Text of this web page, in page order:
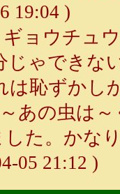
19:04 )
ョウチュ
じゃできな
は恥ずかし
あの虫は
した。かな
05 21:12 )